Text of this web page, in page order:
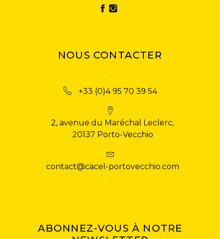
NOUS CONTACTER
+33 (0)4 95 70 39 54
2, avenue du Maréchal Leclerc,
20137 Porto-Vecchio
contact@cacel-portovecchio.com
ABONNEZ-VOUS À NOTRE